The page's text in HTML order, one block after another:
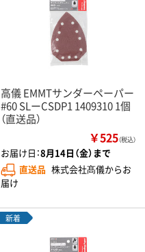
高儀 EMMTサンダーペーパー
#60 SLーCSDP1 1409310 1個
（直送品）
￥525（税込）
お届け日：8月14日（金）まで
直送品 株式会社髙儀からお
届け
新着